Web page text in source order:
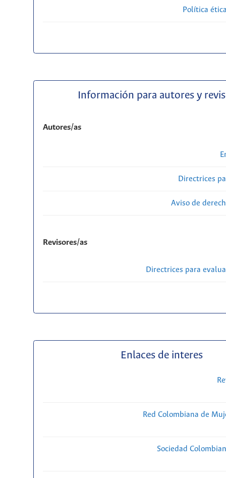
Política
Información para autores y
Autores/as
Directrices
Aviso de
Revisores/as
Directrices para
Enlaces de interes
Red Colombiana de
Sociedad